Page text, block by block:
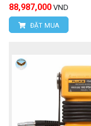
88,987,000 VND
ĐẶT MUA